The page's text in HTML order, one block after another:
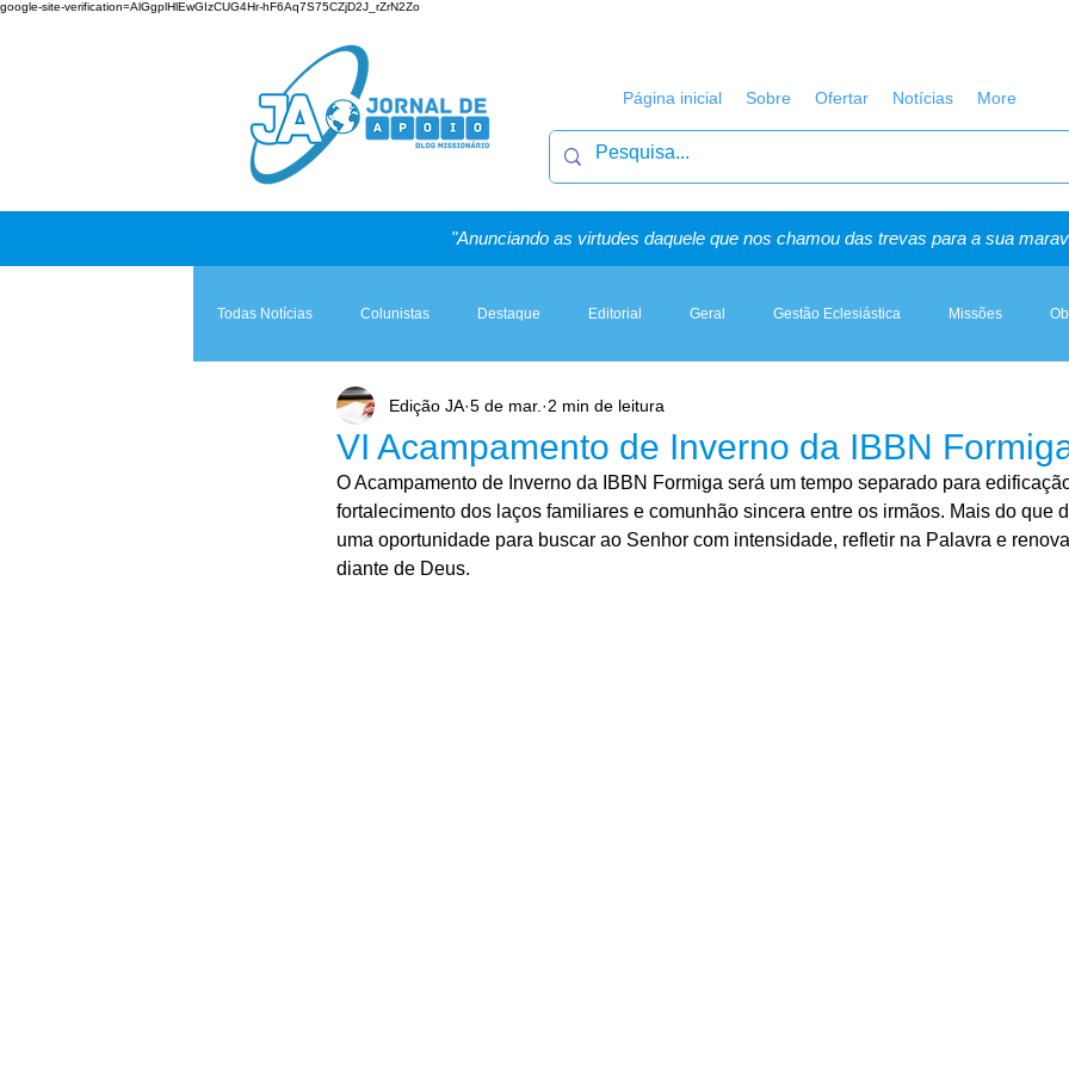
google-site-verification=AlGgplHlEwGIzCUG4Hr-hF6Aq7S75CZjD2J_rZrN2Zo
Página inicial Sobre Ofertar Notícias More
"Anunciando as virtudes daquele que nos chamou das trevas para a sua
Todas Notícias Colunistas Destaque Editorial Geral Gestão Eclesiástica Missões
Teologia & Prática A Igreja e a Lei Artigos, Sermões & Esboços
VI Acampamento de Inverno da IBBN
Edição JA 5 de mar. 2 min de leitura
O Acampamento de Inverno da IBBN Formiga será um tempo separado para
fortalecimento dos laços familiares e comunhão sincera entre os irmãos. Mais do que
uma oportunidade para buscar ao Senhor com intensidade, refletir na Palavra e
diante de Deus.